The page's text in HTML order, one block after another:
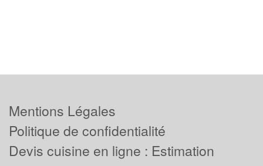
Mentions Légales
Politique de confidentialité
Devis cuisine en ligne : Estimation